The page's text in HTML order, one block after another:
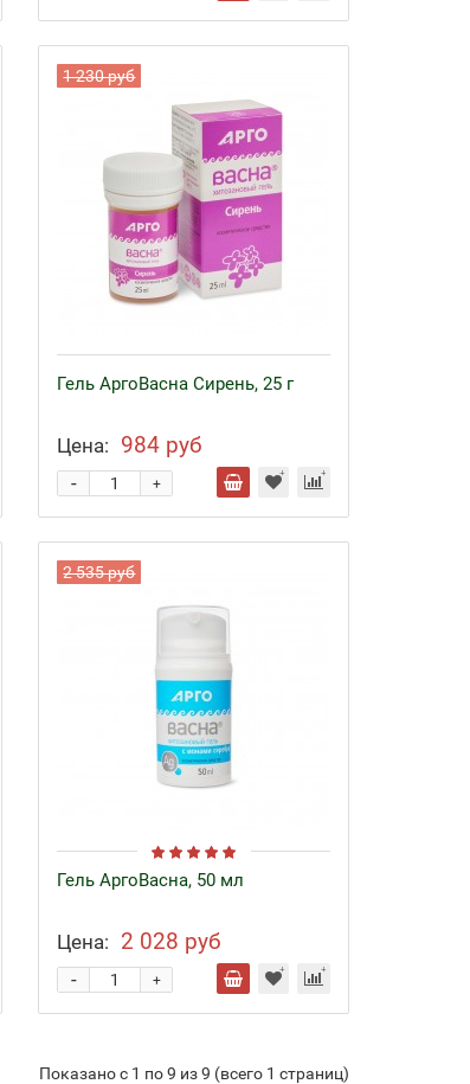
1 230 руб
Гель АргоВасна Сирень, 25 г
Цена: 984 руб
+
-
2 535 руб
Гель АргоВасна, 50 мл
Цена: 2 028 руб
+
-
Показано с 1 по 9 из 9 (всего 1 страниц)